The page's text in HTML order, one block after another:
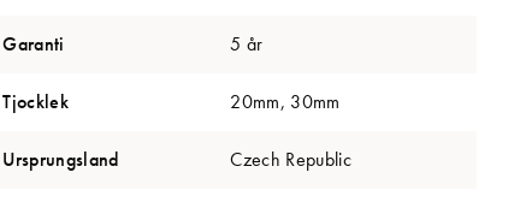
Garanti 5 år
Tjocklek 20mm, 30mm
Ursprungsland Czech Republic